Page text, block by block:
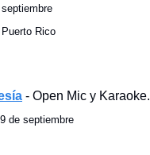
Rico
- Open Mic y Karaoke.
de septiembre